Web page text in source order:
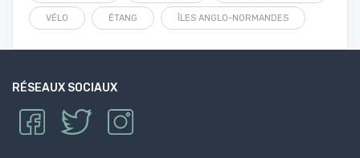
VÉLO ÉTANG ÎLES ANGLO-NORMANDES
RÉSEAUX SOCIAUX